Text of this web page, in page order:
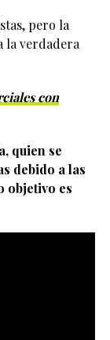
pero la
la verdadera
con
quien se
debido a las
objetivo es